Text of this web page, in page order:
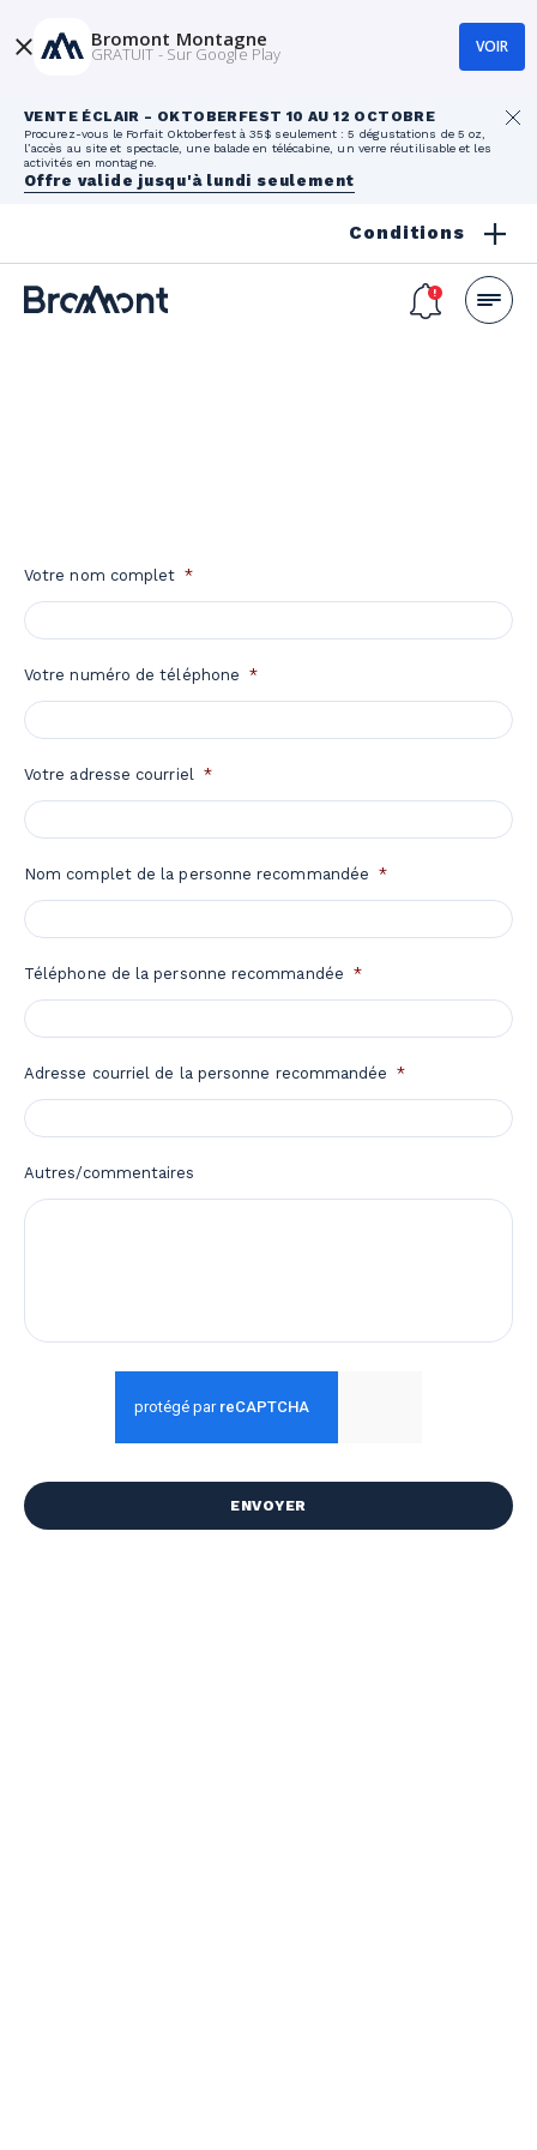
VENTE ÉCLAIR - OKTOBERFEST 10 AU 12 OCTOBRE
Procurez-vous le Forfait Oktoberfest à 35$ seulement : 5 dégustations de 5 oz,
l’accès au site et spectacle, une balade en télécabine, un verre réutilisable et les
activités en montagne.
Offre valide jusqu'à lundi seulement
Conditions
Votre nom complet *
Votre numéro de téléphone *
Votre adresse courriel *
Nom complet de la personne recommandée *
Téléphone de la personne recommandée *
Adresse courriel de la personne recommandée *
Autres/commentaires
Bromont Montagne
GRATUIT - Sur Google Play VOIR